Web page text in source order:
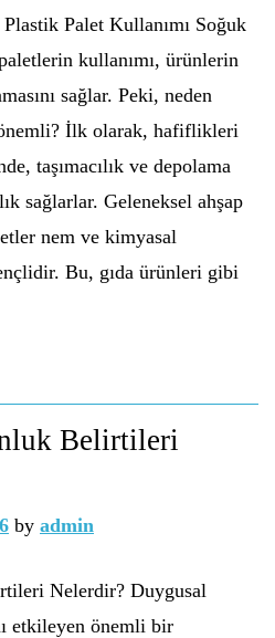
Palet Kullanımı Soğuk
kullanımı, ürünlerin
sağlar. Peki, neden
İlk olarak, hafiflikleri
taşımacılık ve depolama
sağlarlar. Geleneksel ahşap
nem ve kimyasal
Bu, gıda ürünleri gibi
Belirtileri
by admin
Nelerdir? Duygusal
etkileyen önemli bir